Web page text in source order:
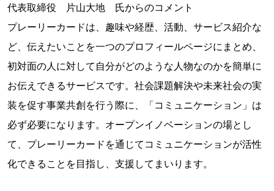
代表取締役 片山大地 氏からのコメント
プレーリーカードは、趣味や経歴、活動、サービス紹介な
ど、伝えたいことを一つのプロフィールページにまとめ、
初対面の人に対して自分がどのような人物なのかを簡単に
お伝えできるサービスです。社会課題解決や未来社会の実
装を促す事業共創を行う際に、「コミュニケーション」は
必ず必要になります。オープンイノベーションの場とし
て、プレーリーカードを通じてコミュニケーションが活性
化できることを目指し、支援してまいります。